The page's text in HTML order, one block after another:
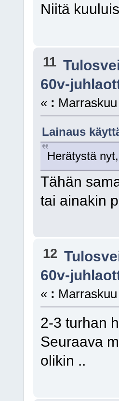
Niitä
11
60v-
« :
Lainaus
Herätystä
Tähän
tai ainakin
12
60v-
« :
2-3 turhan
Seuraava
olikin ..